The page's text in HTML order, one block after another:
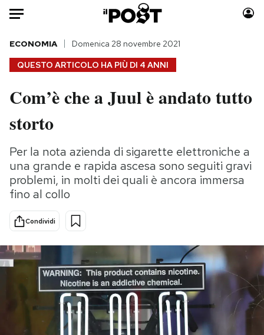
Auto
HOME
Italia
Politica
Tecnologia
Internet
Scienza
Cultura
Economia
Moda
Storie/Idee
Ok Boomer!
Media
PODCAST
NEWSLETTER
QUESTO ARTICOLO HA PIÙ DI 4 ANNI
ECONOMIA Domenica 28 novembre 2021
Com’è che a Juul è andato tutto
storto
Per la nota azienda di sigarette elettroniche a
una grande e rapida ascesa sono seguiti gravi
problemi, in molti dei quali è ancora immersa
fino al collo
Condividi